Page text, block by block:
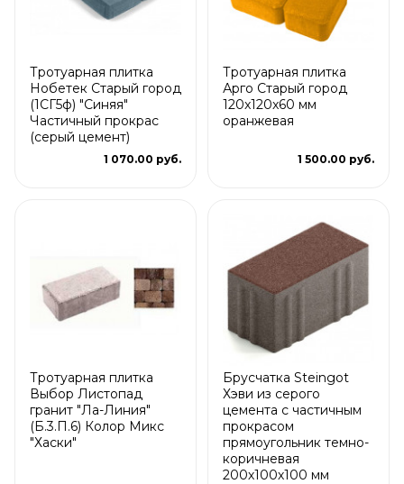
Тротуарная плитка
Нобетек Старый город
(1СГ5ф) "Синяя"
Частичный прокрас
(серый цемент)
1 070.00 руб.
Тротуарная плитка
Арго Старый город
120x120x60 мм
оранжевая
1 500.00 руб.
Тротуарная плитка
Выбор Листопад
гранит "Ла-Линия"
(Б.3.П.6) Колор Микс
"Хаски"
Брусчатка Steingot
Хэви из серого
цемента с частичным
прокрасом
прямоугольник темно-
коричневая
200х100х100 мм